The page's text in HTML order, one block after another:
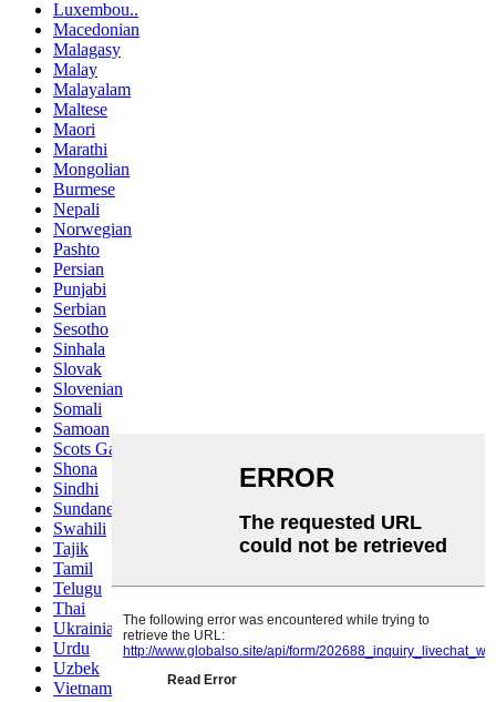
Luxembou..
Macedonian
Malagasy
Malay
Malayalam
Maltese
Maori
Marathi
Mongolian
Burmese
Nepali
Norwegian
Pashto
Persian
Punjabi
Serbian
Sesotho
Sinhala
Slovak
Slovenian
Somali
Samoan
Scots Gaelic
Shona
Sindhi
Sundanese
Swahili
Tajik
Tamil
Telugu
Thai
Ukrainian
Urdu
Uzbek
Vietnamese